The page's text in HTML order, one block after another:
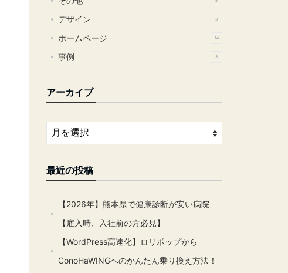
デザイン 3
ホームページ 14
事例 3
アーカイブ
最近の投稿
【2026年】熊本県で健康診断が安い病院
【雇入時、入社前の方必見】
【WordPress高速化】ロリポップから
ConoHaWINGへのかんたん乗り換え方法！